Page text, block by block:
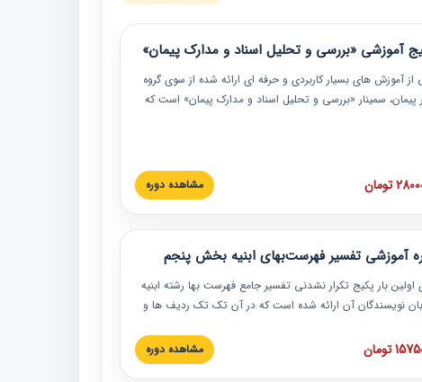
آموزشی «بررسی و تحلیل اسناد و مدارک پیمان»
از آموزش‏‏‏‏‏‏ های بسیار کاربردی و حرفه‏ ای ارائه شده از سوی گروه
پیمان، سمینار «بررسی و تحلیل اسناد و مدارک پیمان» است که
در این خصوص ارائه شده است.تومان مشاهده دوره
آموزشی تفسیر فهرست‌بهای ابنیه بخش پنجم
اولین بار پکیج تکرار نشدنی تفسیر جامع فهرست بها رشته ابنیه
نویسندگان آن ارائه شده است که در آن تک تک ردیف ها و
بوده و به همراه تصاویر عملیات اجرایی مرتبط با ردیف های
بها ارائه شده است. این دوره با کلام مهندس
تومان مشاهده دوره